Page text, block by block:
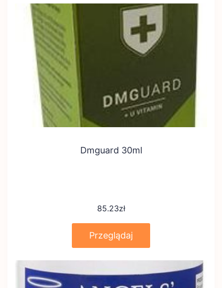
Dmguard 30ml
85.23zł
Przeglądaj